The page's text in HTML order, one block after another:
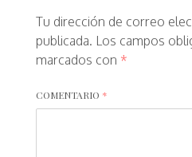
Tu dirección de correo
publicada. Los campos
marcados con *
COMENTARIO *